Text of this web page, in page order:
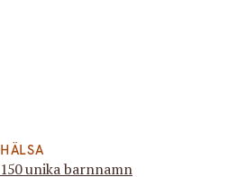
HÄLSA
150 unika barnnamn